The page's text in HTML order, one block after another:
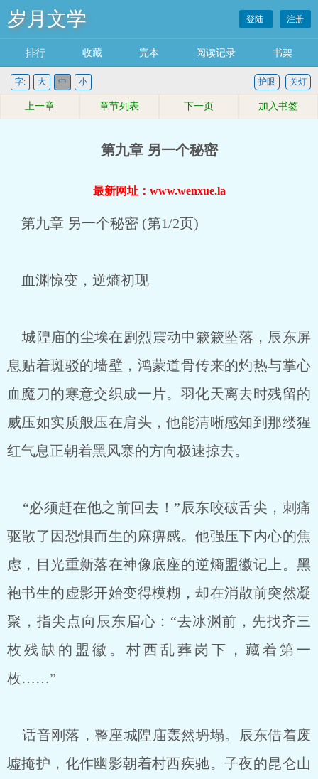
岁月文学 登陆 注册
排行 收藏 完本 阅读记录 书架
字: 大 中 小 关灯
护眼
上一章 章节列表 下一页 加入书签
第九章 另一个秘密
最新网址：www.wenxue.la
第九章 另一个秘密 (第1/2页)
血渊惊变，逆熵初现
城隍庙的尘埃在剧烈震动中簌簌坠落，辰东屏
息贴着斑驳的墙壁，鸿蒙道骨传来的灼热与掌心
血魔刀的寒意交织成一片。羽化天离去时残留的
威压如实质般压在肩头，他能清晰感知到那缕猩
红气息正朝着黑风寨的方向极速掠去。
“必须赶在他之前回去！”辰东咬破舌尖，刺痛
驱散了因恐惧而生的麻痹感。他强压下内心的焦
虑，目光重新落在神像底座的逆熵盟徽记上。黑
袍书生的虚影开始变得模糊，却在消散前突然凝
聚，指尖点向辰东眉心：“去冰渊前，先找齐三
枚残缺的盟徽。村西乱葬岗下，藏着第一
枚……”
话音刚落，整座城隍庙轰然坍塌。辰东借着废
墟掩护，化作幽影朝着村西疾驰。子夜的昆仑山